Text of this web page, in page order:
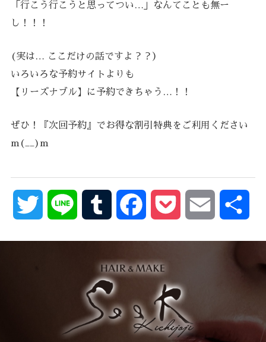
「行こう行こうと思ってつい…」なんてことも無ー
し！！！
(実は… ここだけの話ですよ？？）
いろいろな予約サイトよりも
【リーズナブル】に予約できちゃう…！！
ぜひ！『次回予約』でお得な割引特典をご利用ください
m(__)m
Twitter Line Tumblr FacebookPocket Email